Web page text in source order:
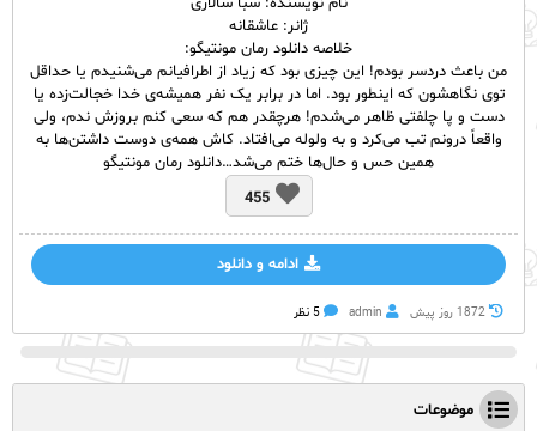
ژانر: عاشقانه
خلاصه دانلود رمان مونتیگو:
من باعث دردسر بودم! این چیزی بود که زیاد از اطرافیانم می‌شنیدم یا حداقل
توی نگاهشون که اینطور بود. اما در برابر یک نفر همیشه‌ی خدا خجالت‌زده یا
دست و پا چلفتی ظاهر می‌شدم! هرچقدر هم که سعی کنم بروزش ندم، ولی
واقعاً درونم تب می‌کرد و به ولوله می‌افتاد. کاش همه‌ی دوست داشتن‌ها به
همین حس و حال‌‌ها ختم می‌شد…دانلود رمان مونتیگو
455
ادامه و دانلود
1872 روز پيش admin 5 نظر
موضوعات